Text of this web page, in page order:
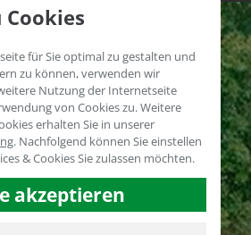
Cookies
für Sie optimal zu gestalten und
zu können, verwenden wir
Nutzung der Internetseite
von Cookies zu. Weitere
erhalten Sie in unserer
. Nachfolgend können Sie einstellen
& Cookies Sie zulassen möchten.
akzeptieren